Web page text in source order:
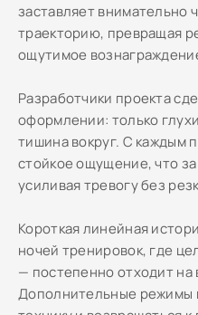
заставляет внимательно
траекторию, превращая
ощутимое
Разработчики проекта
оформлении: только
тишина вокруг. С каждым
стойкое ощущение, что
усиливая тревогу без
Короткая линейная
ночей тренировок, где
— постепенно отходит на
Дополнительные режимы